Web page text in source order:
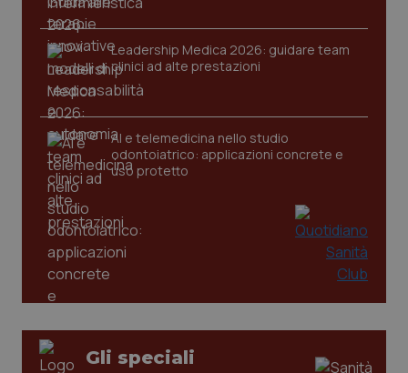
Leadership Medica 2026: guidare team
clinici ad alte prestazioni
AI e telemedicina nello studio
odontoiatrico: applicazioni concrete e
uso protetto
Gli speciali
tracking-sites-ironfish-
tracking-enable
tracking-sites-ironfish-
session-id
www.quotidianosanita.it
.quotidianosanita.it